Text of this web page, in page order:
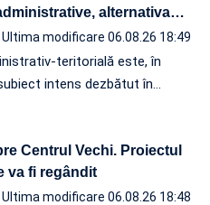
alternativa…
Ultima modificare 06.08.26 18:49
teritorială este, în
intens dezbătut în…
Centrul Vechi. Proiectul
va fi regândit
Ultima modificare 06.08.26 18:48